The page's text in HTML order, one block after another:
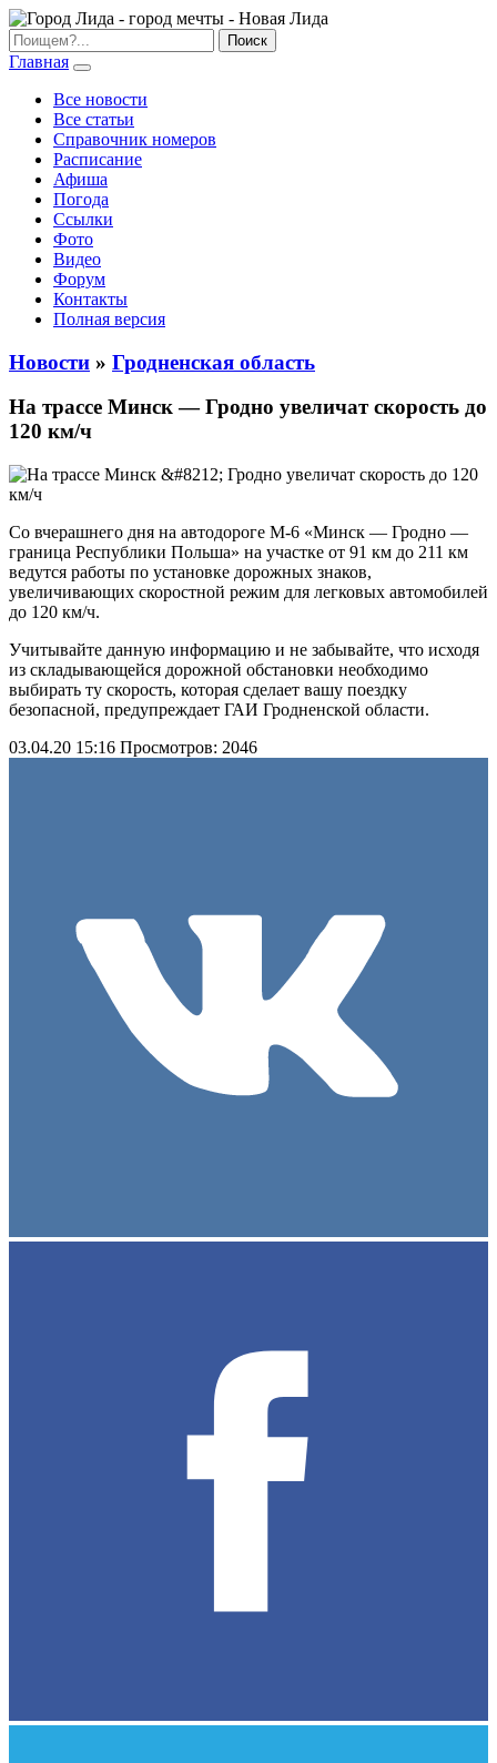
Главная
Все новости
Все статьи
Справочник номеров
Расписание
Афиша
Погода
Ссылки
Фото
Видео
Форум
Контакты
Полная версия
Новости » Гродненская область
На трассе Минск — Гродно увеличат скорость до
120 км/ч
Со вчерашнего дня на автодороге М-6 «Минск — Гродно —
граница Республики Польша» на участке от 91 км до 211 км
ведутся работы по установке дорожных знаков,
увеличивающих скоростной режим для легковых автомобилей
до 120 км/ч.
Учитывайте данную информацию и не забывайте, что исходя
из складывающейся дорожной обстановки необходимо
выбирать ту скорость, которая сделает вашу поездку
безопасной, предупреждает ГАИ Гродненской области.
03.04.20 15:16 Просмотров: 2046